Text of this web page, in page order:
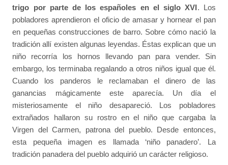
trigo por parte de los españoles en el siglo XVI. Los
pobladores aprendieron el oficio de amasar y hornear el pan
en pequeñas construcciones de barro. Sobre cómo nació la
tradición allí existen algunas leyendas. Éstas explican que un
niño recorría los hornos llevando pan para vender. Sin
embargo, los terminaba regalando a otros niños igual que él.
Cuando los panderos le reclamaban el dinero de las
ganancias mágicamente este aparecía. Un día el
misteriosamente el niño desapareció. Los pobladores
extrañados hallaron su rostro en el niño que cargaba la
Virgen del Carmen, patrona del pueblo. Desde entonces,
esta pequeña imagen es llamada ‘niño panadero’. La
tradición panadera del pueblo adquirió un carácter religioso.